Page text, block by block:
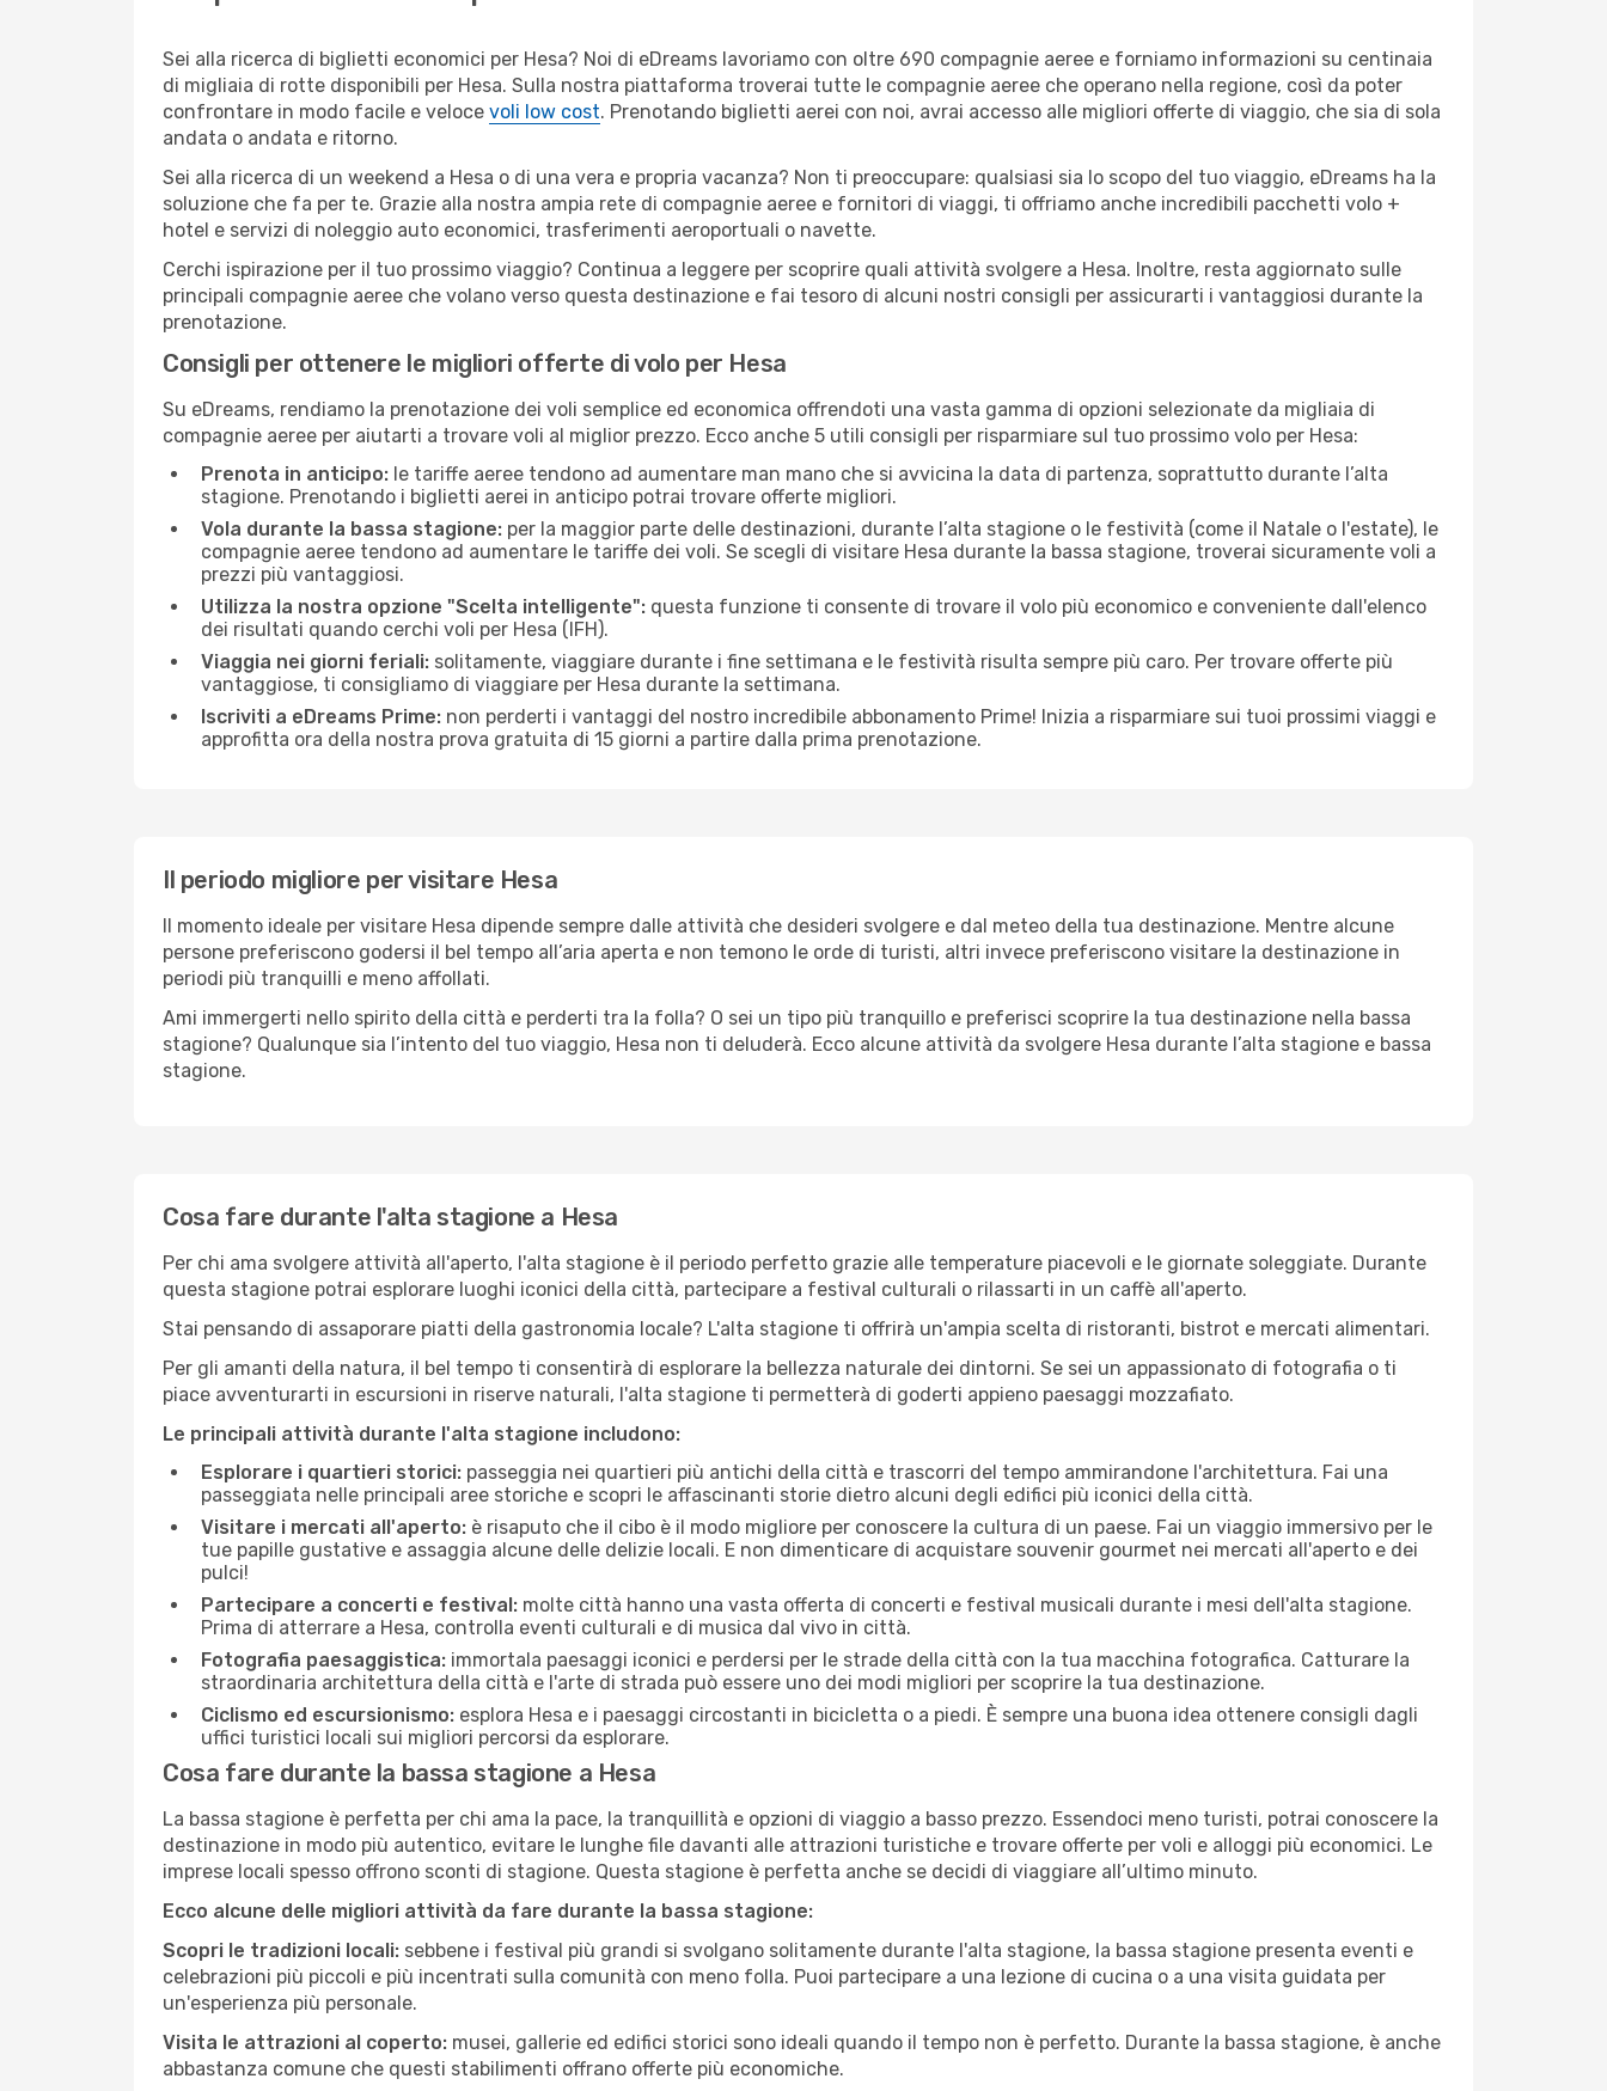
Sei alla ricerca di biglietti economici per Hesa? Noi di eDreams lavoriamo con oltre 690 compagnie aeree e forniamo informazioni su centinaia
di migliaia di rotte disponibili per Hesa. Sulla nostra piattaforma troverai tutte le compagnie aeree che operano nella regione, così da poter
confrontare in modo facile e veloce voli low cost. Prenotando biglietti aerei con noi, avrai accesso alle migliori offerte di viaggio, che sia di sola
andata o andata e ritorno.
Sei alla ricerca di un weekend a Hesa o di una vera e propria vacanza? Non ti preoccupare: qualsiasi sia lo scopo del tuo viaggio, eDreams ha la
soluzione che fa per te. Grazie alla nostra ampia rete di compagnie aeree e fornitori di viaggi, ti offriamo anche incredibili pacchetti volo +
hotel e servizi di noleggio auto economici, trasferimenti aeroportuali o navette.
Cerchi ispirazione per il tuo prossimo viaggio? Continua a leggere per scoprire quali attività svolgere a Hesa. Inoltre, resta aggiornato sulle
principali compagnie aeree che volano verso questa destinazione e fai tesoro di alcuni nostri consigli per assicurarti i vantaggiosi durante la
prenotazione.
Consigli per ottenere le migliori offerte di volo per Hesa
Su eDreams, rendiamo la prenotazione dei voli semplice ed economica offrendoti una vasta gamma di opzioni selezionate da migliaia di
compagnie aeree per aiutarti a trovare voli al miglior prezzo. Ecco anche 5 utili consigli per risparmiare sul tuo prossimo volo per Hesa:
Prenota in anticipo: le tariffe aeree tendono ad aumentare man mano che si avvicina la data di partenza, soprattutto durante l’alta
stagione. Prenotando i biglietti aerei in anticipo potrai trovare offerte migliori.
Vola durante la bassa stagione: per la maggior parte delle destinazioni, durante l’alta stagione o le festività (come il Natale o l'estate), le
compagnie aeree tendono ad aumentare le tariffe dei voli. Se scegli di visitare Hesa durante la bassa stagione, troverai sicuramente voli a
prezzi più vantaggiosi.
Utilizza la nostra opzione "Scelta intelligente": questa funzione ti consente di trovare il volo più economico e conveniente dall'elenco
dei risultati quando cerchi voli per Hesa (IFH).
Viaggia nei giorni feriali: solitamente, viaggiare durante i fine settimana e le festività risulta sempre più caro. Per trovare offerte più
vantaggiose, ti consigliamo di viaggiare per Hesa durante la settimana.
Iscriviti a eDreams Prime: non perderti i vantaggi del nostro incredibile abbonamento Prime! Inizia a risparmiare sui tuoi prossimi viaggi e
approfitta ora della nostra prova gratuita di 15 giorni a partire dalla prima prenotazione.
Il periodo migliore per visitare Hesa
Il momento ideale per visitare Hesa dipende sempre dalle attività che desideri svolgere e dal meteo della tua destinazione. Mentre alcune
persone preferiscono godersi il bel tempo all’aria aperta e non temono le orde di turisti, altri invece preferiscono visitare la destinazione in
periodi più tranquilli e meno affollati.
Ami immergerti nello spirito della città e perderti tra la folla? O sei un tipo più tranquillo e preferisci scoprire la tua destinazione nella bassa
stagione? Qualunque sia l’intento del tuo viaggio, Hesa non ti deluderà. Ecco alcune attività da svolgere Hesa durante l’alta stagione e bassa
stagione.
Cosa fare durante l'alta stagione a Hesa
Per chi ama svolgere attività all'aperto, l'alta stagione è il periodo perfetto grazie alle temperature piacevoli e le giornate soleggiate. Durante
questa stagione potrai esplorare luoghi iconici della città, partecipare a festival culturali o rilassarti in un caffè all'aperto.
Stai pensando di assaporare piatti della gastronomia locale? L'alta stagione ti offrirà un'ampia scelta di ristoranti, bistrot e mercati alimentari.
Per gli amanti della natura, il bel tempo ti consentirà di esplorare la bellezza naturale dei dintorni. Se sei un appassionato di fotografia o ti
piace avventurarti in escursioni in riserve naturali, l'alta stagione ti permetterà di goderti appieno paesaggi mozzafiato.
Le principali attività durante l'alta stagione includono:
Esplorare i quartieri storici: passeggia nei quartieri più antichi della città e trascorri del tempo ammirandone l'architettura. Fai una
passeggiata nelle principali aree storiche e scopri le affascinanti storie dietro alcuni degli edifici più iconici della città.
Visitare i mercati all'aperto: è risaputo che il cibo è il modo migliore per conoscere la cultura di un paese. Fai un viaggio immersivo per le
tue papille gustative e assaggia alcune delle delizie locali. E non dimenticare di acquistare souvenir gourmet nei mercati all'aperto e dei
pulci!
Partecipare a concerti e festival: molte città hanno una vasta offerta di concerti e festival musicali durante i mesi dell'alta stagione.
Prima di atterrare a Hesa, controlla eventi culturali e di musica dal vivo in città.
Fotografia paesaggistica: immortala paesaggi iconici e perdersi per le strade della città con la tua macchina fotografica. Catturare la
straordinaria architettura della città e l'arte di strada può essere uno dei modi migliori per scoprire la tua destinazione.
Ciclismo ed escursionismo: esplora Hesa e i paesaggi circostanti in bicicletta o a piedi. È sempre una buona idea ottenere consigli dagli
uffici turistici locali sui migliori percorsi da esplorare.
Cosa fare durante la bassa stagione a Hesa
La bassa stagione è perfetta per chi ama la pace, la tranquillità e opzioni di viaggio a basso prezzo. Essendoci meno turisti, potrai conoscere la
destinazione in modo più autentico, evitare le lunghe file davanti alle attrazioni turistiche e trovare offerte per voli e alloggi più economici. Le
imprese locali spesso offrono sconti di stagione. Questa stagione è perfetta anche se decidi di viaggiare all’ultimo minuto.
Ecco alcune delle migliori attività da fare durante la bassa stagione:
Scopri le tradizioni locali: sebbene i festival più grandi si svolgano solitamente durante l'alta stagione, la bassa stagione presenta eventi e
celebrazioni più piccoli e più incentrati sulla comunità con meno folla. Puoi partecipare a una lezione di cucina o a una visita guidata per
un'esperienza più personale.
Visita le attrazioni al coperto: musei, gallerie ed edifici storici sono ideali quando il tempo non è perfetto. Durante la bassa stagione, è anche
abbastanza comune che questi stabilimenti offrano offerte più economiche.